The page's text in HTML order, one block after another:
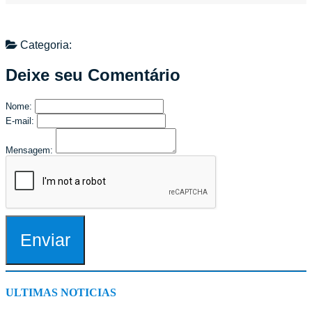
Categoria:
Deixe seu Comentário
Nome:
E-mail:
Mensagem:
Enviar
ULTIMAS NOTICIAS